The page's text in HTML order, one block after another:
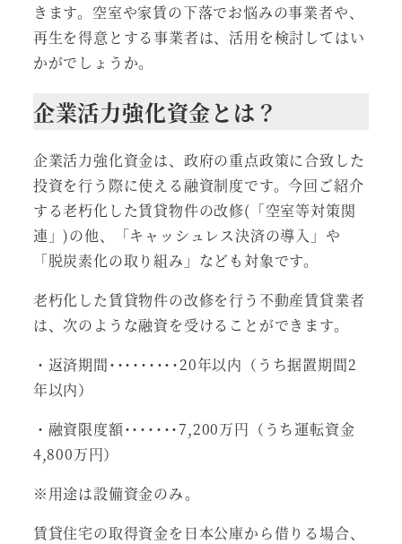
きます。空室や家賃の下落でお悩みの事業者や、
再生を得意とする事業者は、活用を検討してはい
かがでしょうか。
企業活力強化資金とは？
企業活力強化資金は、政府の重点政策に合致した
投資を行う際に使える融資制度です。今回ご紹介
する老朽化した賃貸物件の改修(「空室等対策関
連」)の他、「キャッシュレス決済の導入」や
「脱炭素化の取り組み」なども対象です。
老朽化した賃貸物件の改修を行う不動産賃貸業者
は、次のような融資を受けることができます。
・返済期間･････････20年以内（うち据置期間2
年以内）
・融資限度額･･･････7,200万円（うち運転資金
4,800万円）
※用途は設備資金のみ。
賃貸住宅の取得資金を日本公庫から借りる場合、